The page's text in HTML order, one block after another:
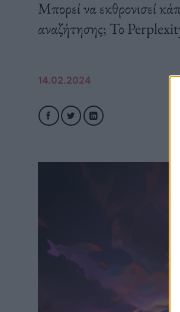
Μπορεί να εκθρονισεί
αναζήτησης; Το
14.02.2024